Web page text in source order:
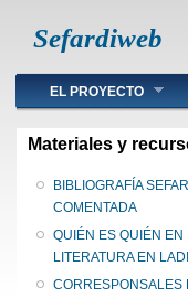
Sefardiweb
Main menu
EL PROYECTO
Materiales y
BIBLIOGRAFÍA
COMENTADA
QUIÉN ES QUIÉN EN
LITERATURA EN
CORRESPONSALES